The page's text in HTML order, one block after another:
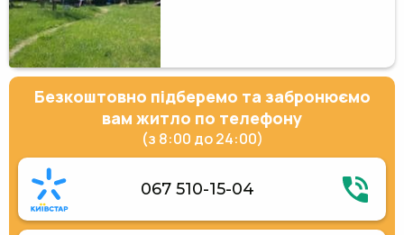
Безкоштовно підберемо та забронюємо
вам житло по телефону
(з 8:00 до 24:00)
067 510-15-04